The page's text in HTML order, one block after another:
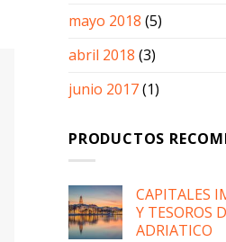
mayo 2018 (5)
abril 2018 (3)
junio 2017(1)
PRODUCTOS
CAPITALES
Y TESOROS
ADRIATICO